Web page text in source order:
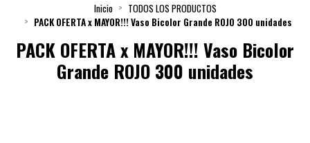
Inicio
TODOS LOS PRODUCTOS
PACK OFERTA x MAYOR!!! Vaso Bicolor Grande ROJO 300 unidades
PACK OFERTA x MAYOR!!! Vaso Bicolor
Grande ROJO 300 unidades